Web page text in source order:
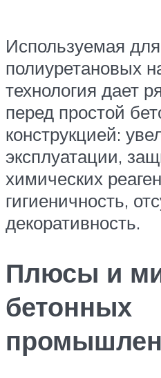
Используемая
полиуретановых
технология дает
перед простой
конструкцией:
эксплуатации,
химических
гигиеничность,
декоративность.
Плюсы и
бетонных